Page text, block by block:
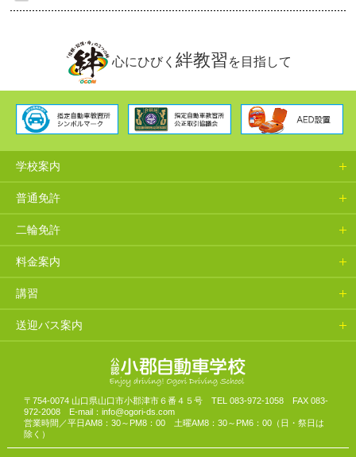
心にひびく 絆教習 を目指して
学校案内
普通免許
二輪免許
料金案内
講習
送迎バス案内
山口県小郡自動車学校
〒754-0074 山口県山口市小郡津市６番４５号 TEL 083-972-1058 FAX 083-
972-2008 E-mail：info@ogori-ds.com
営業時間／平日AM8：30～PM8：00 土曜AM8：30～PM6：00（日・祭日は
除く）